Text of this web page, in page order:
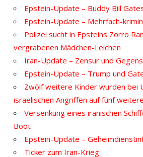
Epstein-Update – Buddy Bill
Epstein-Update – Mehrfach-
Polizei sucht in Epsteins Zorro
vergrabenen Mädchen-Leichen
Iran-Update – Zensur und
Epstein-Update – Trump und
Zwölf weitere Kinder wurden bei
israelischen Angriffen auf fünf
Versenkung eines iranischen
Boot
Epstein-Update –
Ticker zum Iran-Krieg